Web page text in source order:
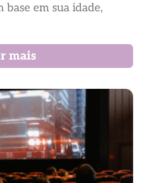
em sua idade,
mais